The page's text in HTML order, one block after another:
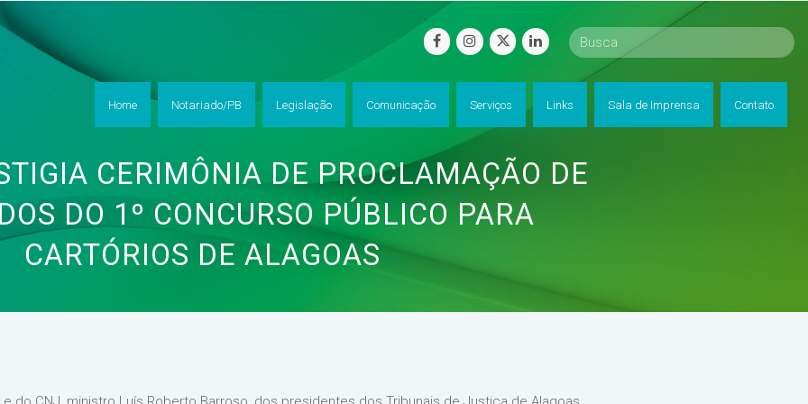
facebookinstagram
twitterlinkedin
Home Notariado/PB Legislação Comunicação Serviços Links Sala de Imprensa Contato
CERIMÔNIA DE PROCLAMAÇÃO DE
DO 1º CONCURSO PÚBLICO PARA
CARTÓRIOS DE ALAGOAS